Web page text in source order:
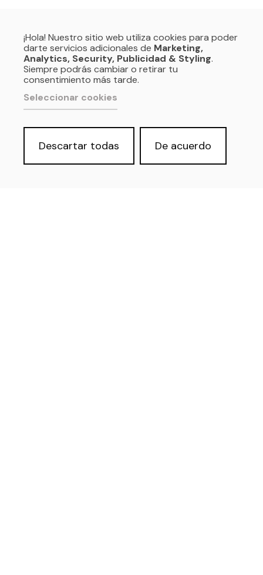
¡Hola! Nuestro sitio web utiliza cookies para poder
darte servicios adicionales de Marketing,
Analytics, Security, Publicidad & Styling.
Siempre podrás cambiar o retirar tu
consentimiento más tarde.
Seleccionar cookies
Descartar todas De acuerdo